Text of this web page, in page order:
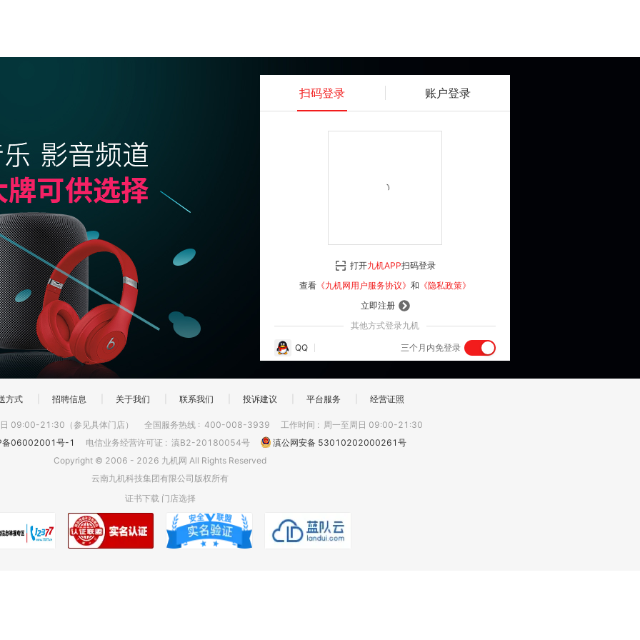
扫码登录 账户登录
登 录
立即注册
其他方式登录九机
QQ 三个月内免登录
打开九机APP扫码登录
查看 《九机网用户服务协议》 和 《隐私政策》
方式 招聘信息 关于我们 联系我们 投诉建议 平台服务 经营证照
09:00-21:30（参见具体门店） 全国服务热线 : 400-008-3939 工作时间 : 周一至周日 09:00-21:30
备06002001号-1
电信业务经营许可证 : 滇B2-20180054号
滇公网安备 53010202000261号
Copyright © 2006 - 2026 九机网 All Rights Reserved
云南九机科技集团有限公司版权所有
证书下载 门店选择